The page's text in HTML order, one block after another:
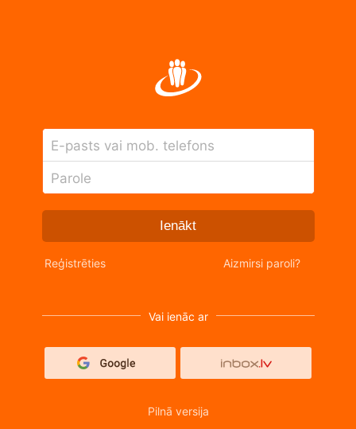
E-pasts vai mob. telefons
Parole
Ienākt
Reģistrēties Aizmirsi paroli?
Vai ienāc ar
Pilnā versija